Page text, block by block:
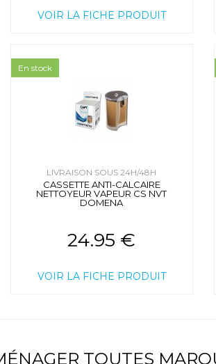
VOIR LA FICHE PRODUIT
LIVRAISON SOUS 24H/48H
CASSETTE ANTI-CALCAIRE
NETTOYEUR VAPEUR CS NVT
DOMENA
24.95 €
VOIR LA FICHE PRODUIT
En stock
TOUTES